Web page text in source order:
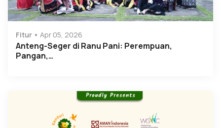
Fitur Apr 05, 2026
Anteng-Seger di Ranu Pani: Perempuan,
Pangan,…